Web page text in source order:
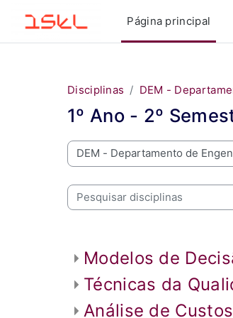
Página principal
Disciplinas
DEM -
1º Ano - 2º
vindo ao MOODLE do ISEL
Pesquisar disciplinas
Modelos de
Técnicas da
Análise de Custos